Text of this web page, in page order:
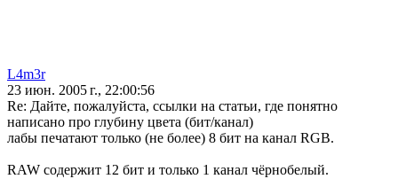
L4m3r
23 июн. 2005 г., 22:00:56
Re: Дайте, пожалуйста, ссылки на статьи, где понятно
написано про глубину цвета (бит/канал)
лабы печатают только (не более) 8 бит на канал RGB.
RAW содержит 12 бит и только 1 канал чёрнобелый.